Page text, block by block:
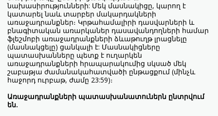
նախասիրությունների: Մեկ մասնակիցը, կարող է
կատարել նաև տարբեր մակարդակների
առաջադրանքներ։ Կրթահամալիրի դասվարների և
բնագիտական առարկաներ դասավանդողների համար
ֆլեշմոբի առաջադրանքների ձևաթուղթ լրացնելը
(մասնակցելը) ցանկալի է: Մասնակիցները
պատասխանները պետք է ուղարկեն
առաջադրանքների հրապարակումից սկսած մեկ
շաբաթյա ժամանակահատվածի ընթացքում (մինչև
հաջորդ ուրբաթ, ժամը 23:59)։
Առաջադրանքների պատասխանատուներն ընտրվում
են.